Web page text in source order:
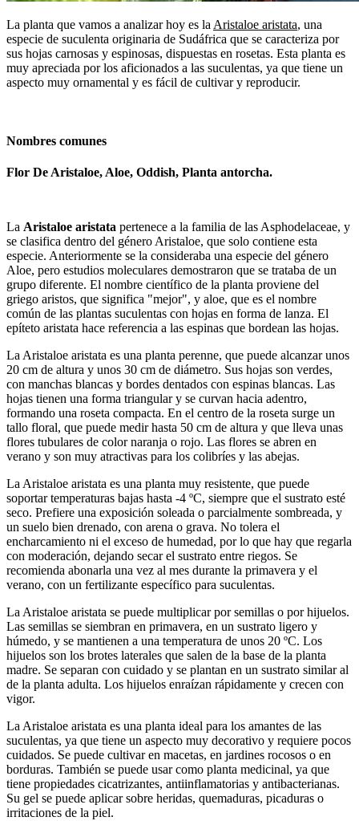
La planta que vamos a analizar hoy es la Aristaloe aristata, una
especie de suculenta originaria de Sudáfrica que se caracteriza por
sus hojas carnosas y espinosas, dispuestas en rosetas. Esta planta es
muy apreciada por los aficionados a las suculentas, ya que tiene un
aspecto muy ornamental y es fácil de cultivar y reproducir.
Nombres comunes
Flor De Aristaloe, Aloe, Oddish, Planta antorcha.
La Aristaloe aristata pertenece a la familia de las Asphodelaceae, y
se clasifica dentro del género Aristaloe, que solo contiene esta
especie. Anteriormente se la consideraba una especie del género
Aloe, pero estudios moleculares demostraron que se trataba de un
grupo diferente. El nombre científico de la planta proviene del
griego aristos, que significa "mejor", y aloe, que es el nombre
común de las plantas suculentas con hojas en forma de lanza. El
epíteto aristata hace referencia a las espinas que bordean las hojas.
La Aristaloe aristata es una planta perenne, que puede alcanzar unos
20 cm de altura y unos 30 cm de diámetro. Sus hojas son verdes,
con manchas blancas y bordes dentados con espinas blancas. Las
hojas tienen una forma triangular y se curvan hacia adentro,
formando una roseta compacta. En el centro de la roseta surge un
tallo floral, que puede medir hasta 50 cm de altura y que lleva unas
flores tubulares de color naranja o rojo. Las flores se abren en
verano y son muy atractivas para los colibríes y las abejas.
La Aristaloe aristata es una planta muy resistente, que puede
soportar temperaturas bajas hasta -4 ºC, siempre que el sustrato esté
seco. Prefiere una exposición soleada o parcialmente sombreada, y
un suelo bien drenado, con arena o grava. No tolera el
encharcamiento ni el exceso de humedad, por lo que hay que regarla
con moderación, dejando secar el sustrato entre riegos. Se
recomienda abonarla una vez al mes durante la primavera y el
verano, con un fertilizante específico para suculentas.
La Aristaloe aristata se puede multiplicar por semillas o por hijuelos.
Las semillas se siembran en primavera, en un sustrato ligero y
húmedo, y se mantienen a una temperatura de unos 20 ºC. Los
hijuelos son los brotes laterales que salen de la base de la planta
madre. Se separan con cuidado y se plantan en un sustrato similar al
de la planta adulta. Los hijuelos enraízan rápidamente y crecen con
vigor.
La Aristaloe aristata es una planta ideal para los amantes de las
suculentas, ya que tiene un aspecto muy decorativo y requiere pocos
cuidados. Se puede cultivar en macetas, en jardines rocosos o en
borduras. También se puede usar como planta medicinal, ya que
tiene propiedades cicatrizantes, antiinflamatorias y antibacterianas.
Su gel se puede aplicar sobre heridas, quemaduras, picaduras o
irritaciones de la piel.